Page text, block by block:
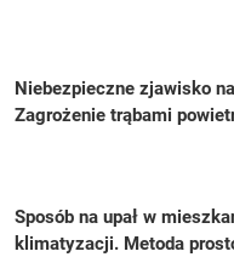
Niebezpieczne zjawisko
Zagrożenie trąbami
Sposób na upał w
klimatyzacji. Metoda